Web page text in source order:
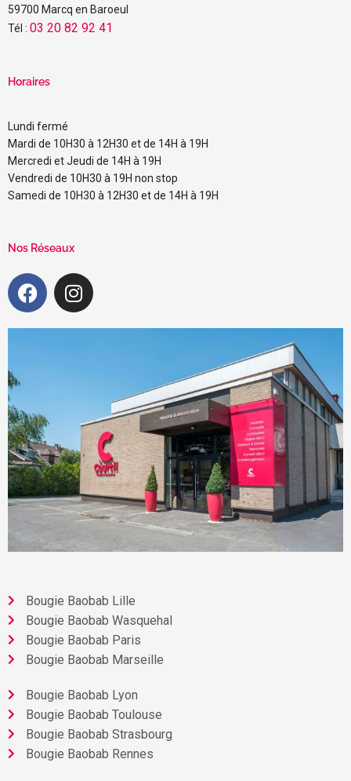
59700 Marcq en Baroeul
Tél : 03 20 82 92 41
Horaires
Lundi fermé
Mardi de 10H30 à 12H30 et de 14H à 19H
Mercredi et Jeudi de 14H à 19H
Vendredi de 10H30 à 19H non stop
Samedi de 10H30 à 12H30 et de 14H à 19H
Nos Réseaux
Bougie Baobab Lille
Bougie Baobab Wasquehal
Bougie Baobab Paris
Bougie Baobab Marseille
Bougie Baobab Lyon
Bougie Baobab Toulouse
Bougie Baobab Strasbourg
Bougie Baobab Rennes